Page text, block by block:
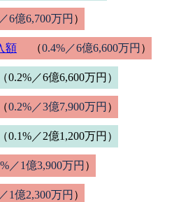
6億6,700万円 ）
額 （0.4%／6億6,600万円 ）
（0.2%／6億6,600万円）
（0.2%／3億7,900万円 ）
（0.1%／2億1,200万円）
／1億3,900万円 ）
1億2,300万円 ）